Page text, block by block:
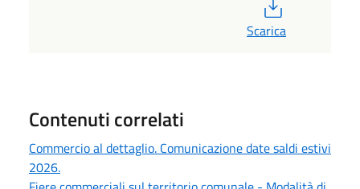
Scarica
Contenuti correlati
Commercio al dettaglio. Comunicazione date saldi estivi
2026.